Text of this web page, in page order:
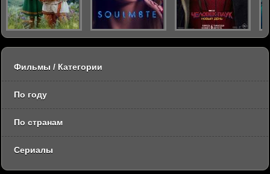
Фильмы / Категории
По году
По странам
Сериалы